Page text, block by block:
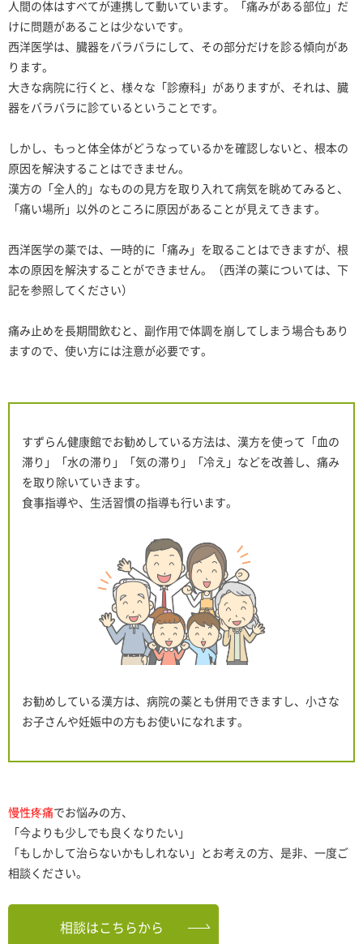
人間の体はすべてが連携して動いています。「痛みがある部位」だ
けに問題があることは少ないです。
西洋医学は、臓器をバラバラにして、その部分だけを診る傾向があ
ります。
大きな病院に行くと、様々な「診療科」がありますが、それは、臓
器をバラバラに診ているということです。
しかし、もっと体全体がどうなっているかを確認しないと、根本の
原因を解決することはできません。
漢方の「全人的」なものの見方を取り入れて病気を眺めてみると、
「痛い場所」以外のところに原因があることが見えてきます。
西洋医学の薬では、一時的に「痛み」を取ることはできますが、根
本の原因を解決することができません。（西洋の薬については、下
記を参照してください）
痛み止めを長期間飲むと、副作用で体調を崩してしまう場合もあり
ますので、使い方には注意が必要です。
すずらん健康館でお勧めしている方法は、漢方を使って「血の
滞り」「水の滞り」「気の滞り」「冷え」などを改善し、痛み
を取り除いていきます。
食事指導や、生活習慣の指導も行います。
お勧めしている漢方は、病院の薬とも併用できますし、小さな
お子さんや妊娠中の方もお使いになれます。
慢性疼痛でお悩みの方、
「今よりも少しでも良くなりたい」
「もしかして治らないかもしれない」とお考えの方、是非、一度ご
相談ください。
相談はこちらから